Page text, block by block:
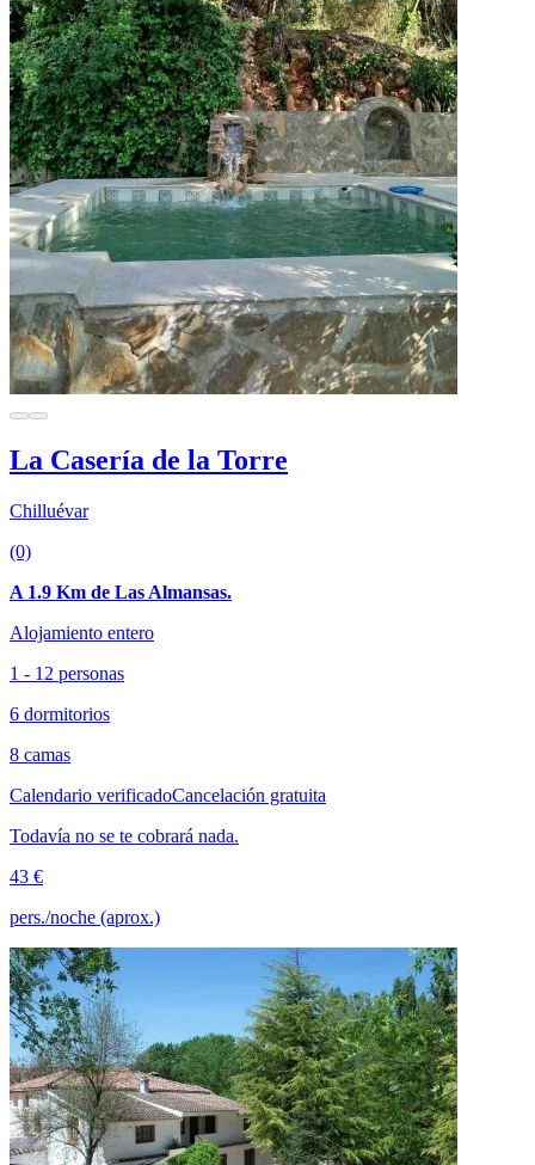
La Casería de la Torre
Chilluévar
(0)
A 1.9 Km de Las Almansas.
Alojamiento entero
1 - 12 personas
6 dormitorios
8 camas
Calendario verificadoCancelación gratuita
Todavía no se te cobrará nada.
43 €
pers./noche (aprox.)